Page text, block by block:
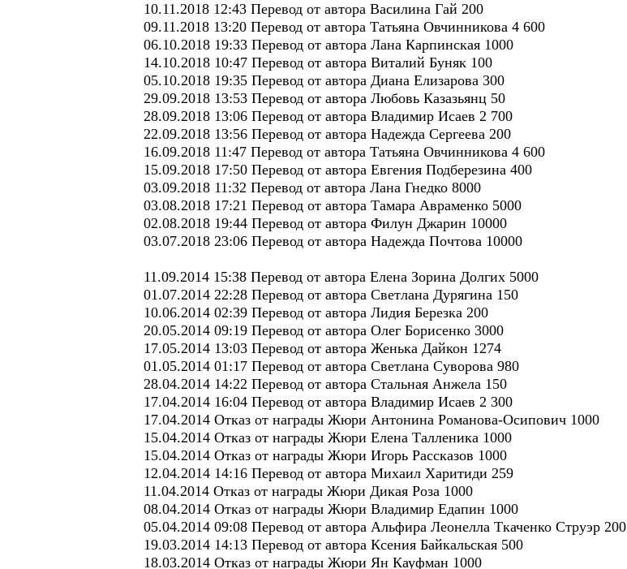
10.11.2018 12:43 Перевод от автора Василина Гай 200
09.11.2018 13:20 Перевод от автора Татьяна Овчинникова 4 600
06.10.2018 19:33 Перевод от автора Лана Карпинская 1000
14.10.2018 10:47 Перевод от автора Виталий Буняк 100
05.10.2018 19:35 Перевод от автора Диана Елизарова 300
29.09.2018 13:53 Перевод от автора Любовь Казазьянц 50
28.09.2018 13:06 Перевод от автора Владимир Исаев 2 700
22.09.2018 13:56 Перевод от автора Надежда Сергеева 200
16.09.2018 11:47 Перевод от автора Татьяна Овчинникова 4 600
15.09.2018 17:50 Перевод от автора Евгения Подберезина 400
03.09.2018 11:32 Перевод от автора Лана Гнедко 8000
03.08.2018 17:21 Перевод от автора Тамара Авраменко 5000
02.08.2018 19:44 Перевод от автора Филун Джарин 10000
03.07.2018 23:06 Перевод от автора Надежда Почтова 10000
11.09.2014 15:38 Перевод от автора Елена Зорина Долгих 5000
01.07.2014 22:28 Перевод от автора Светлана Дурягина 150
10.06.2014 02:39 Перевод от автора Лидия Березка 200
20.05.2014 09:19 Перевод от автора Олег Борисенко 3000
17.05.2014 13:03 Перевод от автора Женька Дайкон 1274
01.05.2014 01:17 Перевод от автора Светлана Суворова 980
28.04.2014 14:22 Перевод от автора Стальная Анжела 150
17.04.2014 16:04 Перевод от автора Владимир Исаев 2 300
17.04.2014 Отказ от награды Жюри Антонина Романова-Осипович 1000
15.04.2014 Отказ от награды Жюри Елена Талленика 1000
15.04.2014 Отказ от награды Жюри Игорь Рассказов 1000
12.04.2014 14:16 Перевод от автора Михаил Харитиди 259
11.04.2014 Отказ от награды Жюри Дикая Роза 1000
08.04.2014 Отказ от награды Жюри Владимир Едапин 1000
05.04.2014 09:08 Перевод от автора Альфира Леонелла Ткаченко Струэр 200
19.03.2014 14:13 Перевод от автора Ксения Байкальская 500
18.03.2014 Отказ от награды Жюри Ян Кауфман 1000